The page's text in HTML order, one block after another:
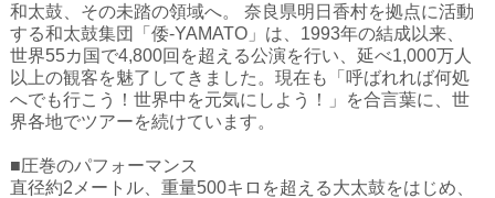
和太鼓、その未踏の領域へ。 奈良県明日香村を拠点に活動
する和太鼓集団「倭-YAMATO」は、1993年の結成以来、
世界55カ国で4,800回を超える公演を行い、延べ1,000万人
以上の観客を魅了してきました。現在も「呼ばれれば何処
へでも行こう！世界中を元気にしよう！」を合言葉に、世
界各地でツアーを続けています。
■圧巻のパフォーマンス
直径約2メートル、重量500キロを超える大太鼓をはじめ、
大学・専門学校ナビ
ハイスクールナビ
小・中学校ナビ
いきebooks